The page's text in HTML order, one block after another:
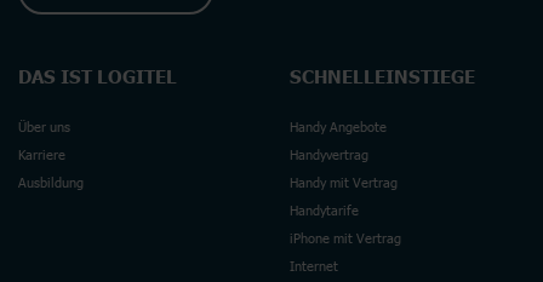
DAS IST LOGITEL
Über uns
Karriere
Ausbildung
SCHNELLEINSTIEGE
Handy Angebote
Handyvertrag
Handy mit Vertrag
Handytarife
iPhone mit Vertrag
Internet